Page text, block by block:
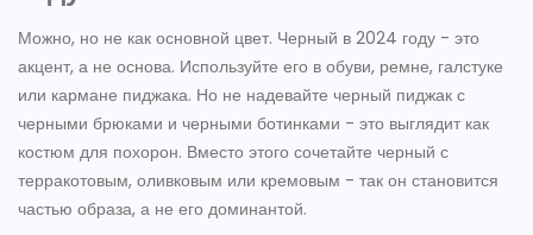
Можно, но не как основной цвет. Черный в 2024 году - это
акцент, а не основа. Используйте его в обуви, ремне, галстуке
или кармане пиджака. Но не надевайте черный пиджак с
черными брюками и черными ботинками - это выглядит как
костюм для похорон. Вместо этого сочетайте черный с
терракотовым, оливковым или кремовым - так он становится
частью образа, а не его доминантой.